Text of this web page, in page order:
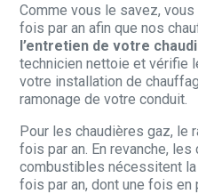
Comme vous le savez,
fois par an afin que nos
l’entretien de votre
technicien nettoie et vérifie
votre installation de
ramonage de votre conduit.
Pour les chaudières gaz, le
fois par an. En revanche,
combustibles nécessitent la
fois par an, dont une fois en